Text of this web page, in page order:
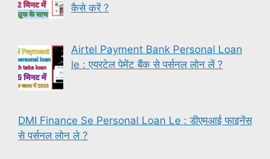
कैसे करें ?
Airtel Payment Bank Personal Loan
le : एयरटेल पेमेंट बैंक से पर्सनल लोन लें ?
DMI Finance Se Personal Loan Le : डीएमआई फाइनेंस
से पर्सनल लोन ले ?